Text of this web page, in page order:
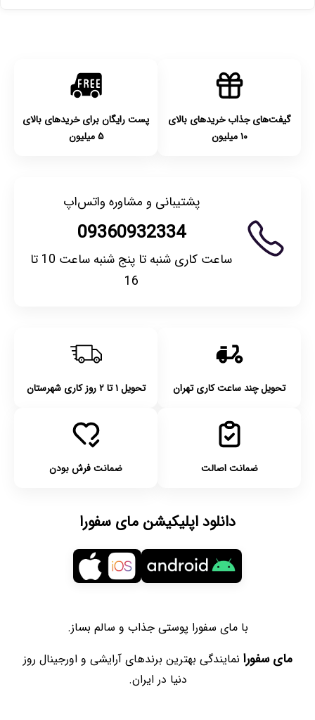
گیفت‌های جذاب خریدهای بالای
۱۰ میلیون
پست رایگان برای خریدهای بالای
۵ میلیون
پشتیبانی و مشاوره واتس‌اپ
09360932334
ساعت کاری شنبه تا پنج شنبه ساعت 10 تا
16
تحویل چند ساعت کاری تهران تحویل ۱ تا ۲ روز کاری شهرستان
ضمانت اصالت ضمانت فرش بودن
دانلود اپلیکیشن مای سفورا
با مای سفورا پوستی جذاب و سالم بساز.
مای سفورا نمایندگی بهترین برندهای آرایشی و اورجینال روز
دنیا در ایران.